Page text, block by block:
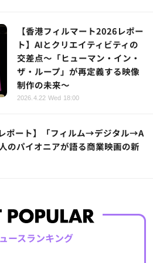
【香港フィルマート2026レポー
ト】AIとクリエイティビティの
交差点～「ヒューマン・イン・
ザ・ループ」が再定義する映像
制作の未来～
2026.4.22 Wed 18:00
ポート】「フィルム→デジタル→A
パイオニアが語る商業映画の新
ースランキング